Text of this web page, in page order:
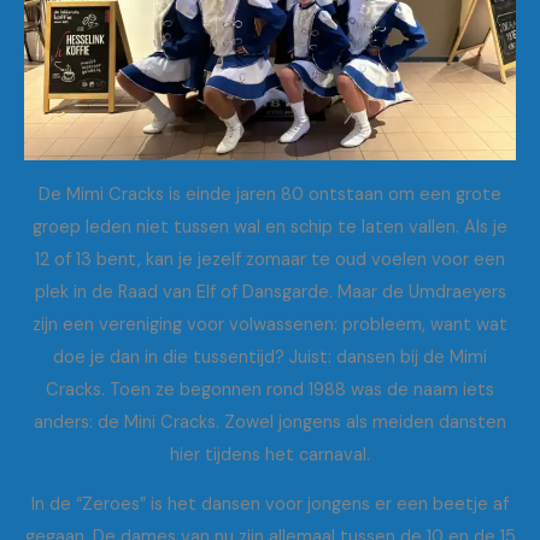
De Mimi Cracks is einde jaren 80 ontstaan om een grote
groep leden niet tussen wal en schip te laten vallen. Als je
12 of 13 bent, kan je jezelf zomaar te oud voelen voor een
plek in de Raad van Elf of Dansgarde. Maar de Umdraeyers
zijn een vereniging voor volwassenen: probleem, want wat
doe je dan in die tussentijd? Juist: dansen bij de Mimi
Cracks. Toen ze begonnen rond 1988 was de naam iets
anders: de Mini Cracks. Zowel jongens als meiden dansten
hier tijdens het carnaval.
In de “Zeroes” is het dansen voor jongens er een beetje af